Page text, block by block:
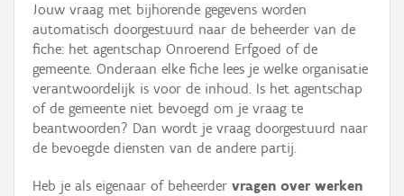
Waarneming
Thema
Gebeurtenis
Persoon of collectief
Jouw vraag met bijhorende gegevens worden
automatisch doorgestuurd naar de beheerder van de
fiche: het agentschap Onroerend Erfgoed of de
gemeente. Onderaan elke fiche lees je welke organisatie
verantwoordelijk is voor de inhoud. Is het agentschap
of de gemeente niet bevoegd om je vraag te
beantwoorden? Dan wordt je vraag doorgestuurd naar
de bevoegde diensten van de andere partij.
Heb je als eigenaar of beheerder vragen over werken